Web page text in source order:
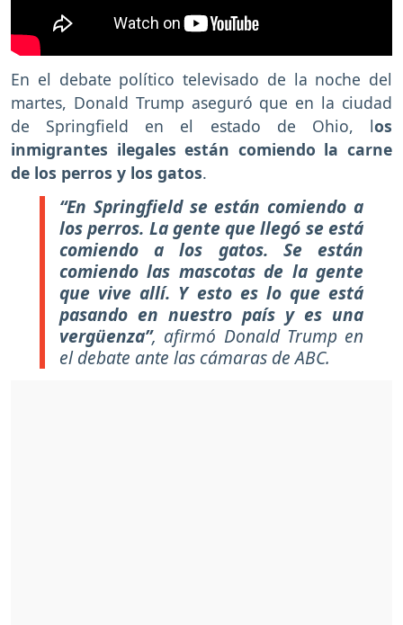
En el debate político televisado de la noche del
martes, Donald Trump aseguró que en la ciudad
de Springfield en el estado de Ohio, los
inmigrantes ilegales están comiendo la carne
de los perros y los gatos.
“En Springfield se están comiendo a
los perros. La gente que llegó se está
comiendo a los gatos. Se están
comiendo las mascotas de la gente
que vive allí. Y esto es lo que está
pasando en nuestro país y es una
vergüenza”, afirmó Donald Trump en
el debate ante las cámaras de ABC.